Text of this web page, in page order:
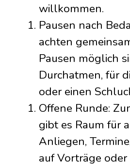
willkommen.
Pausen nach
achten
Pausen möglich
Durchatmen, für
oder einen
Offene Runde:
gibt es Raum für
Anliegen,
auf Vorträge